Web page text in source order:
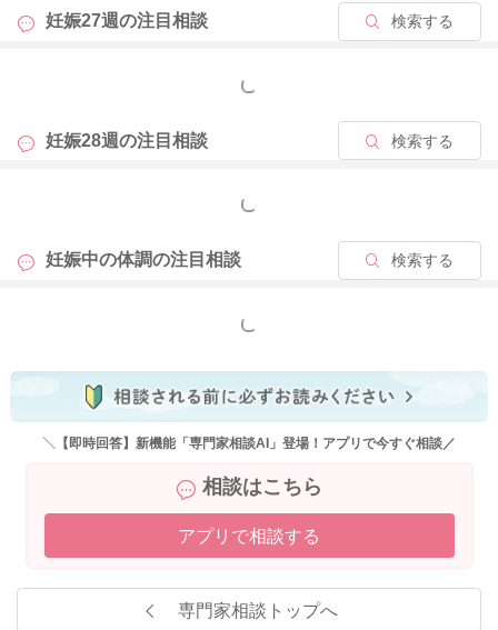
妊娠27週の注目相談 検索する
もっと見る
妊娠28週の注目相談 検索する
もっと見る
妊娠中の体調の注目相談 検索する
もっと見る
＼【即時回答】新機能「専門家相談AI」登場！アプリで今すぐ相談／
相談はこちら
アプリで相談する
専門家相談トップへ